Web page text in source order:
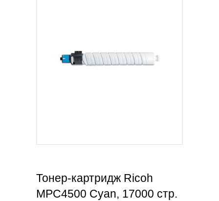
Тонер-картридж Ricoh
MPC4500 Cyan, 17000 стр.